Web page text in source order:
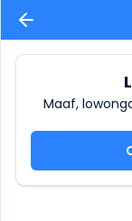
Maaf,